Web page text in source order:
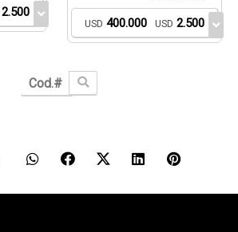
2.500
USD 400.000 USD 2.500